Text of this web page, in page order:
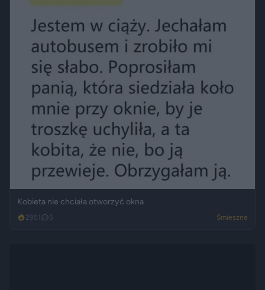
Kobieta nie chciała otworzyć okna
2951 5 Śmieszne